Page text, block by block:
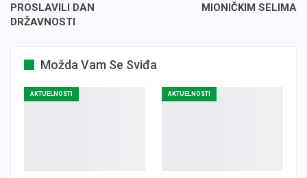
PROSLAVILI DAN
DRŽAVNOSTI
MIONIČKIM SELIMA
Možda Vam Se Sviđa
AKTUELNOSTI AKTUELNOSTI